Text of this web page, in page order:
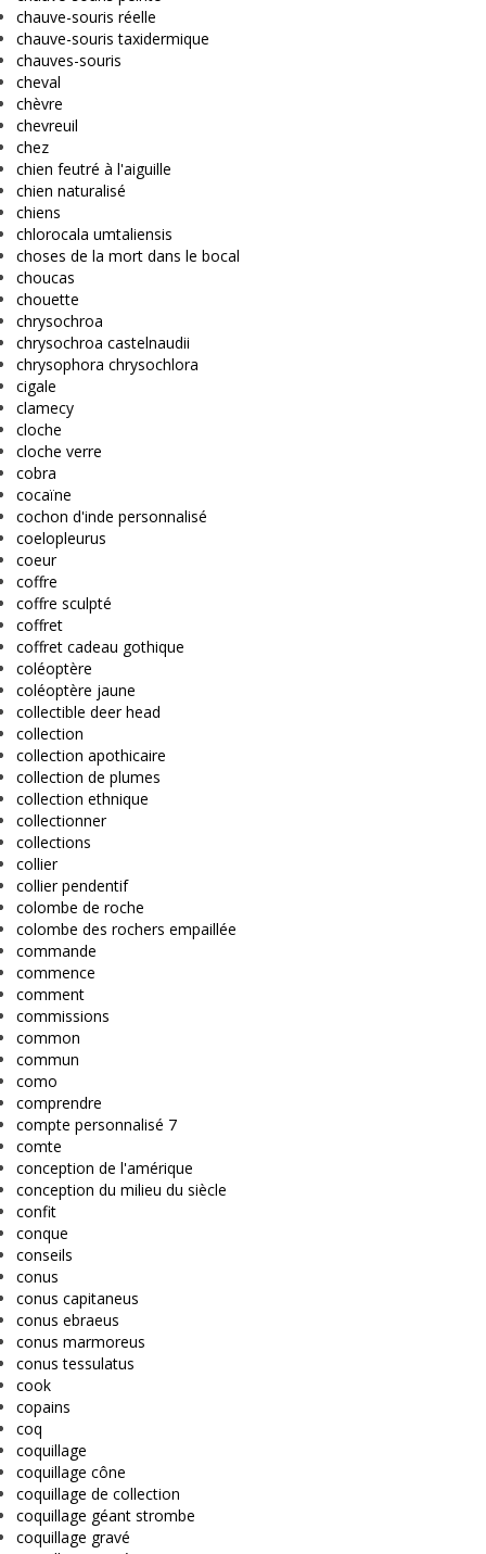
chauve-souris réelle
chauve-souris taxidermique
chauves-souris
cheval
chèvre
chevreuil
chez
chien feutré à l'aiguille
chien naturalisé
chiens
chlorocala umtaliensis
choses de la mort dans le bocal
choucas
chouette
chrysochroa
chrysochroa castelnaudii
chrysophora chrysochlora
cigale
clamecy
cloche
cloche verre
cobra
cocaïne
cochon d'inde personnalisé
coelopleurus
coeur
coffre
coffre sculpté
coffret
coffret cadeau gothique
coléoptère
coléoptère jaune
collectible deer head
collection
collection apothicaire
collection de plumes
collection ethnique
collectionner
collections
collier
collier pendentif
colombe de roche
colombe des rochers empaillée
commande
commence
comment
commissions
common
commun
como
comprendre
compte personnalisé 7
comte
conception de l'amérique
conception du milieu du siècle
confit
conque
conseils
conus
conus capitaneus
conus ebraeus
conus marmoreus
conus tessulatus
cook
copains
coq
coquillage
coquillage cône
coquillage de collection
coquillage géant strombe
coquillage gravé